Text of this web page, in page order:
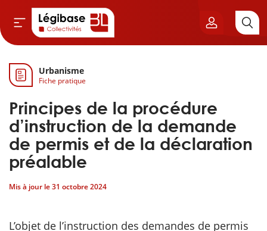
& Cimetières
& Élu local
Finances locales
publique
Urbanisme
Fiche pratique
Principes de la procédure
d’instruction de la demande
de permis et de la déclaration
préalable
Mis à jour le31 octobre 2024
L’objet de l’instruction des demandes de permis